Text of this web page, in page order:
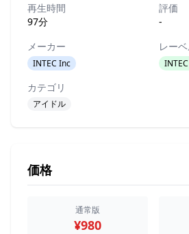
再生時間
97分
評価
-
メーカー
INTEC Inc
レー
カテゴリ
アイドル
価格
通常版
¥980